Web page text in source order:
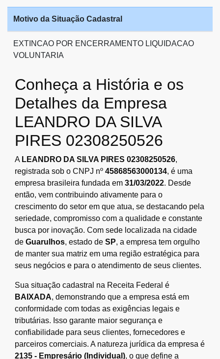
Motivo da Situação Cadastral
EXTINCAO POR ENCERRAMENTO LIQUIDACAO
VOLUNTARIA
Conheça a História e os
Detalhes da Empresa
LEANDRO DA SILVA
PIRES 02308250526
A LEANDRO DA SILVA PIRES 02308250526,
registrada sob o CNPJ nº 45868563000134, é uma
empresa brasileira fundada em 31/03/2022. Desde
então, vem contribuindo ativamente para o
crescimento do setor em que atua, se destacando pela
seriedade, compromisso com a qualidade e constante
busca por inovação. Com sede localizada na cidade
de Guarulhos, estado de SP, a empresa tem orgulho
de manter sua matriz em uma região estratégica para
seus negócios e para o atendimento de seus clientes.
Sua situação cadastral na Receita Federal é
BAIXADA, demonstrando que a empresa está em
conformidade com todas as exigências legais e
tributárias. Isso garante maior segurança e
confiabilidade para seus clientes, fornecedores e
parceiros comerciais. A natureza jurídica da empresa é
2135 - Empresário (Individual), o que define a